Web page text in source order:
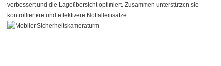
verbessert und die Lageübersicht optimiert. Zusammen unterstützen sie
kontrolliertere und effektivere Notfalleinsätze.